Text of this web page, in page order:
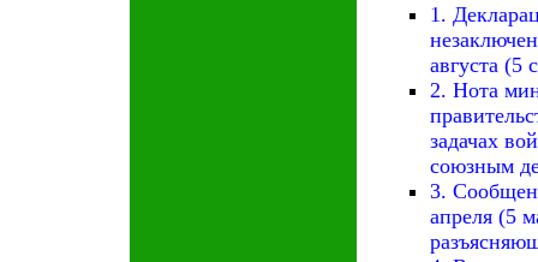
1.
августа (5
2. Нота
задачах
союзным
3.
апреля (5